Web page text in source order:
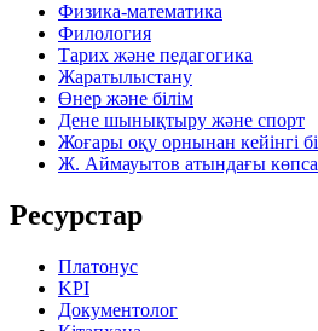
Физика-математика
Филология
Тарих және педагогика
Жаратылыстану
Өнер және білім
Дене шынықтыру және спорт
Жоғары оқу орнынан кейінгі
Ж. Аймауытов атындағы
Ресурстар
Платонус
KPI
Документолог